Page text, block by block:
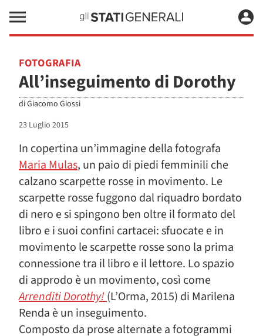
FOTOGRAFIA
All’inseguimento di Dorothy
diGiacomo Giossi
23 Luglio 2015
In copertina un’immagine della fotografa
Maria Mulas, un paio di piedi femminili che
calzano scarpette rosse in movimento. Le
scarpette rosse fuggono dal riquadro bordato
di nero e si spingono ben oltre il formato del
libro e i suoi confini cartacei: sfuocate e in
movimento le scarpette rosse sono la prima
connessione tra il libro e il lettore. Lo spazio
di approdo è un movimento, così come
Arrenditi Dorothy!(L’Orma, 2015) di Marilena
Renda è un inseguimento.
Composto da prose alternate a fotogrammi